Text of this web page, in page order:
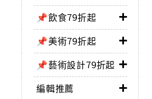
📌飲食79折起
📌美術79折起
📌藝術設計79折起
編輯推薦